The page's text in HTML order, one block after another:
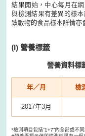
結果開始，中心每月在
與檢測結果有差異的樣
致敏物的食品樣本詳情亦
(I) 營養標籤
營養資料標
年／月 檢
2017年3月
*檢測項目包括“1+7”內全部或不